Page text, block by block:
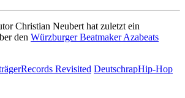
Christian Neubert hat zuletzt ein
den Würzburger Beatmaker Azabeats
Records Revisited DeutschrapHip-Hop